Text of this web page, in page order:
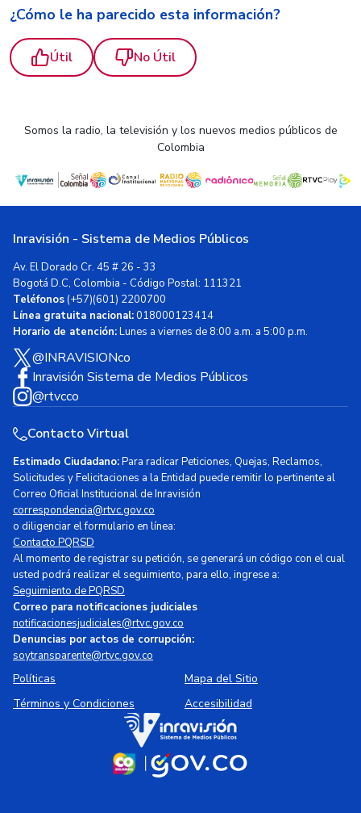
¿Cómo le ha parecido esta información?
Útil No Útil
Somos la radio, la televisión y los nuevos medios públicos de
Colombia
Inravisión - Sistema de Medios Públicos
Av. El Dorado Cr. 45 # 26 - 33
Bogotá D.C, Colombia - Código Postal: 111321
Teléfonos(+57)(601) 2200700
Línea gratuita nacional:018000123414
Horario de atención:Lunes a viernes de 8:00 a.m. a 5:00 p.m.
@INRAVISIONco
Inravisión Sistema de Medios Públicos
@rtvcco
Contacto Virtual
Estimado Ciudadano:Para radicar Peticiones, Quejas, Reclamos,
Solicitudes y Felicitaciones a la Entidad puede remitir lo pertinente al
Correo Oficial Institucional de Inravisión
correspondencia@rtvc.gov.co
o diligenciar el formulario en línea:
Contacto PQRSD
Al momento de registrar su petición, se generará un código con el cual
usted podrá realizar el seguimiento, para ello, ingrese a:
Seguimiento de PQRSD
Correo para notificaciones judiciales
notificacionesjudiciales@rtvc.gov.co
Denuncias por actos de corrupción:
soytransparente@rtvc.gov.co
Políticas
Mapa del Sitio
Términos y Condiciones
Accesibilidad